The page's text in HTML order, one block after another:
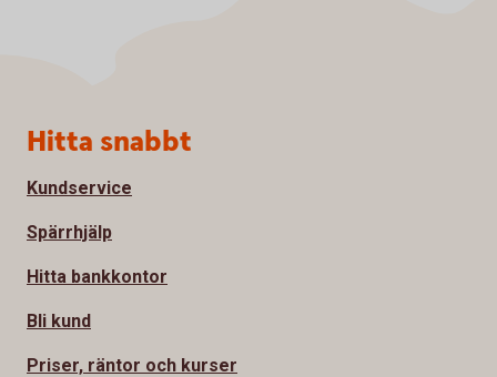
Sidfot
Hitta snabbt
Kundservice
Spärrhjälp
Hitta bankkontor
Bli kund
Priser, räntor och kurser